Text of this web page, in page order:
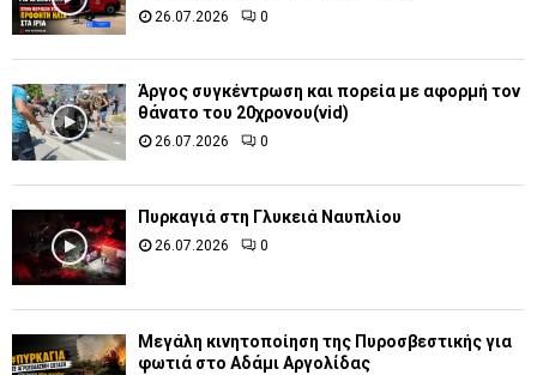
26.07.2026 0
Άργος συγκέντρωση και πορεία με αφορμή τον
θάνατο του 20χρονου(vid)
26.07.2026 0
Πυρκαγιά στη Γλυκειά Ναυπλίου
26.07.2026 0
Μεγάλη κινητοποίηση της Πυροσβεστικής για
φωτιά στο Αδάμι Αργολίδας